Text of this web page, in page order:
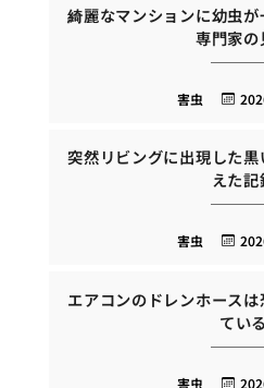
綺麗なマンションに幼虫
専門家の
害虫
突然リビングに出現した
えた記
害虫
エアコンのドレンホース
ている
害虫